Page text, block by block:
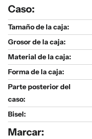
Caso:
Tamaño de la caja:
Grosor de la caja:
Material de la caja:
Forma de la caja:
Parte posterior del
caso:
Bisel:
Marcar: